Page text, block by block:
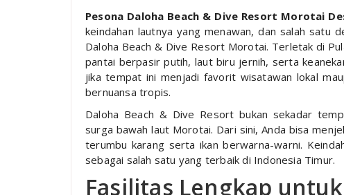
Pesona Daloha Beach & Dive Resort Morotai
keindahan lautnya yang menawan, dan salah satu
Daloha Beach & Dive Resort Morotai. Terletak di
pantai berpasir putih, laut biru jernih, serta
jika tempat ini menjadi favorit wisatawan lokal
bernuansa tropis.
Daloha Beach & Dive Resort bukan sekadar
surga bawah laut Morotai. Dari sini, Anda bisa
terumbu karang serta ikan berwarna-warni.
sebagai salah satu yang terbaik di Indonesia Timur.
Fasilitas Lengkap